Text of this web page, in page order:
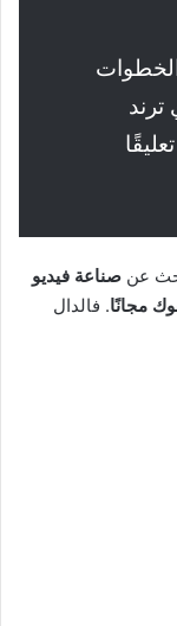
ترند
عن صناعة فيديو
مجانًا. فالدال